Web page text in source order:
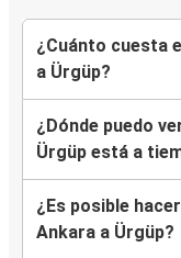
¿Cuánto cuesta
a Ürgüp?
¿Dónde puedo
Ürgüp está a
¿Es posible
Ankara a Ürgüp?